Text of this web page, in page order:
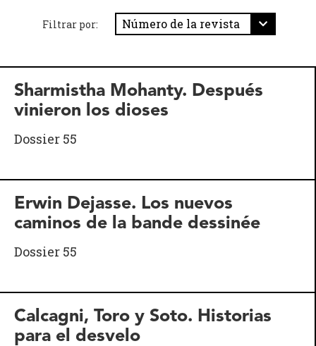
Filtrar por:
Sharmistha Mohanty. Después
vinieron los dioses
Dossier 55
Erwin Dejasse. Los nuevos
caminos de la bande dessinée
Dossier 55
Calcagni, Toro y Soto. Historias
para el desvelo